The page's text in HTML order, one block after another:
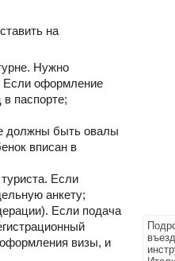
на
Нужно
Если оформление
паспорте;
должны быть овалы
вписан в
Если
анкету;
Если подача
визы, и